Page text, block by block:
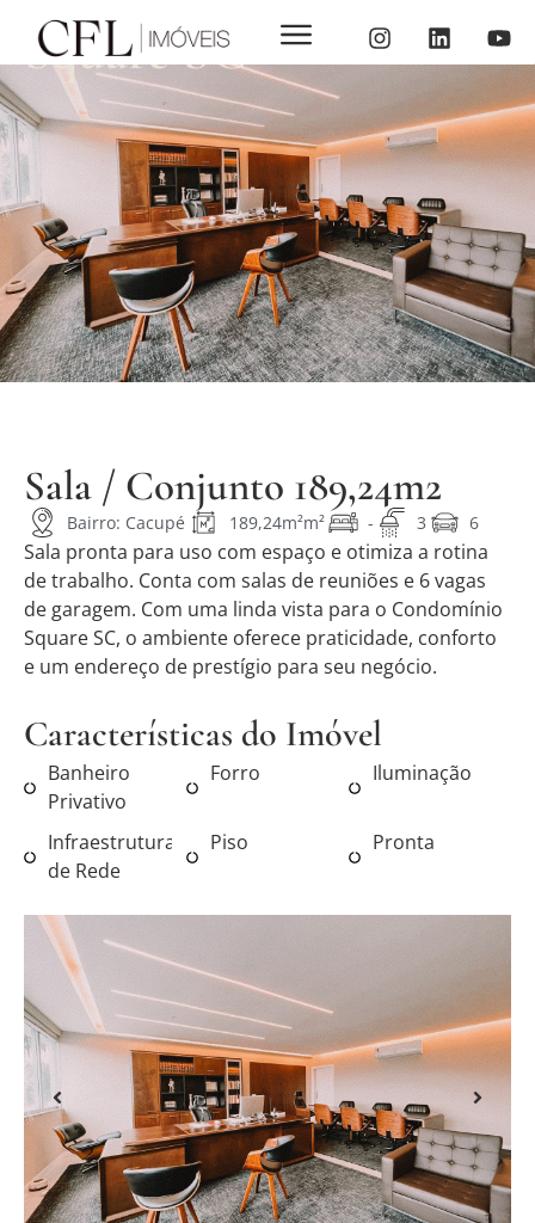
Square SC
Sala / Conjunto 189,24m2
Bairro: Cacupé 189,24m²m² - 3 6
Sala pronta para uso com espaço e otimiza a rotina
de trabalho. Conta com salas de reuniões e 6 vagas
de garagem. Com uma linda vista para o Condomínio
Square SC, o ambiente oferece praticidade, conforto
e um endereço de prestígio para seu negócio.
Características do Imóvel
Banheiro
Privativo
Forro Iluminação
Infraestrutura
de Rede
Piso Pronta